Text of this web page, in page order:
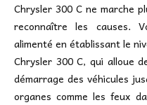
Chrysler 300 C ne marche
reconnaître les causes.
alimenté en établissant le
Chrysler 300 C, qui alloue
démarrage des véhicules
organes comme les feux